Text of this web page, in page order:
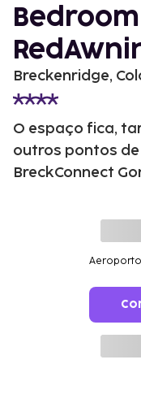
Breckenridge,
O espaço fica,
outros pontos
BreckConnect
Aeroporto